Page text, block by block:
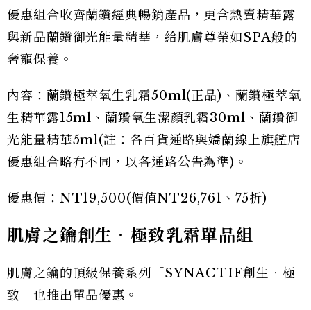
優惠組合收齊蘭鑽經典暢銷產品，更含熱賣精華露
與新品蘭鑽御光能量精華，給肌膚尊榮如SPA般的
奢寵保養。
內容：蘭鑽極萃氧生乳霜50ml(正品)、蘭鑽極萃氧
生精華露15ml、蘭鑽氧生潔顏乳霜30ml、蘭鑽御
光能量精華5ml(註：各百貨通路與嬌蘭線上旗艦店
優惠組合略有不同，以各通路公告為準)。
優惠價：NT19,500(價值NT26,761、75折)
肌膚之鑰創生‧極致乳霜單品組
肌膚之鑰的頂級保養系列「SYNACTIF創生‧極
致」也推出單品優惠。